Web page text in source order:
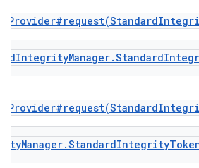
IntegrityManager.Standard
Manager.StandardIntegrity